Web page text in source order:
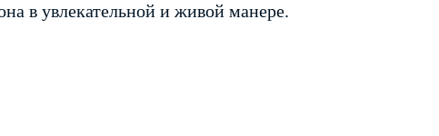
в увлекательной и живой манере.